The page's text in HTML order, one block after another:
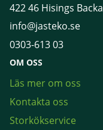
422 46 Hisings Backa
info@jasteko.se
0303-613 03
OM OSS
Läs mer om oss
Kontakta oss
Storkökservice